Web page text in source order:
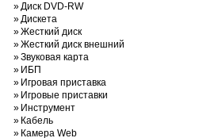
»Диск DVD-RW
»Дискета
»Жесткий диск
»Жесткий диск внешний
»Звуковая карта
» ИБП
» Игровая приставка
» Игровые приставки
» Инструмент
» Кабель
» Камера Web